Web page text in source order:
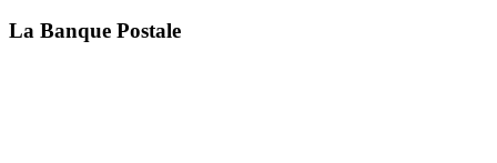
La Banque Postale